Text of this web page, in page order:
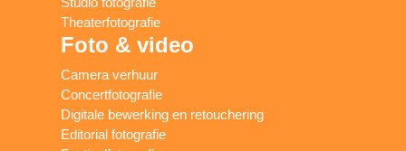
Theaterfotografie
Foto & video
Camera verhuur
Concertfotografie
Digitale bewerking en retouchering
Editorial fotografie